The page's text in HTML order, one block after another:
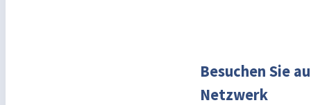
Besuchen Sie
Netzwerk